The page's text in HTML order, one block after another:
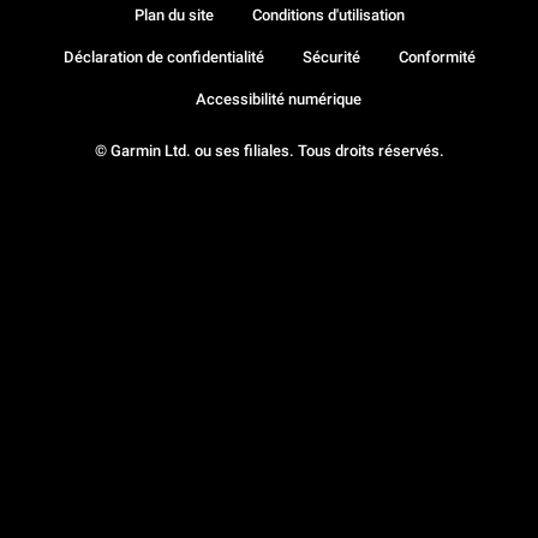
© Garmin Ltd. ou ses filiales. Tous droits réservés.
Plan du site Conditions d'utilisation
Déclaration de confidentialité Sécurité Conformité
Accessibilité numérique